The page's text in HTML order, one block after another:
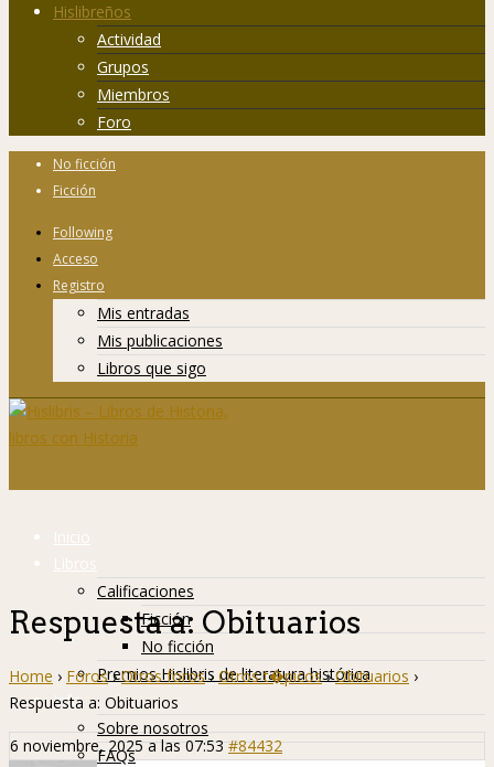
Hislibreños
Actividad
Grupos
Miembros
Foro
No ficción
Ficción
Following
Acceso
Registro
Mis entradas
Mis publicaciones
Libros que sigo
Inicio
Libros
Calificaciones
Ficción
No ficción
Premios Hislibris de literatura histórica
Info
Sobre nosotros
FAQs
Respuesta a: Obituarios
Home › Foros › Otros foros › Otros t�picos › Obituarios ›
Respuesta a: Obituarios
6 noviembre, 2025 a las 07:53 #84432